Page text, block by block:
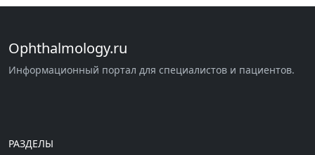
Ophthalmology.ru
Информационный портал для специалистов и пациентов.
РАЗДЕЛЫ